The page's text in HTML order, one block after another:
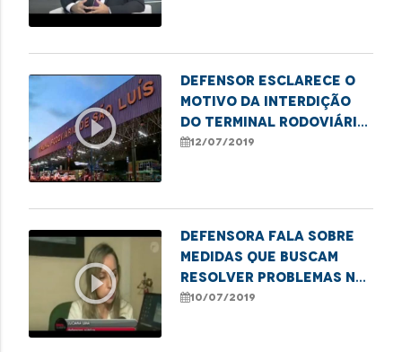
play_circle_outline
Defensor esclarece o
motivo da interdição
do Terminal Rodoviário
de São Luís
12/07/2019
play_circle_outline
Defensora fala sobre
medidas que buscam
resolver problemas na
infraestrutura da
10/07/2019